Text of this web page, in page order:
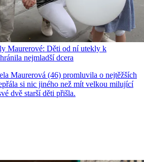
Maurerové: Děti od ní utekly k
nejmladší dcera
Maurerová (46) promluvila o nejtěžších
si nic jiného než mít velkou milující
dvě starší děti přišla.